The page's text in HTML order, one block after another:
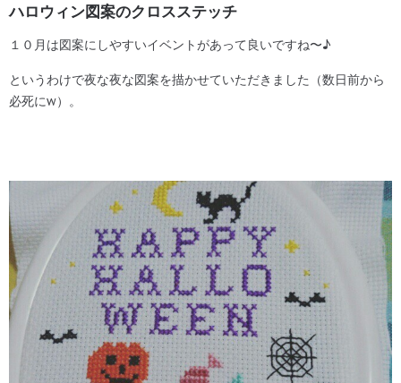
ハロウィン図案のクロスステッチ
１０月は図案にしやすいイベントがあって良いですね〜♪
というわけで夜な夜な図案を描かせていただきました（数日前から
必死にw）。